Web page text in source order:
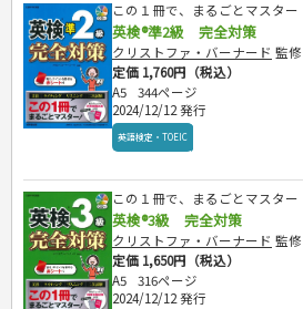
この１冊で、まるごとマスター
英検®準2級 完全対策
クリストファ・バーナード 監修
定価 1,760円（税込）
A5
344ページ
2024/12/12 発行
英語検定・TOEIC
この１冊で、まるごとマスター
英検®3級 完全対策
クリストファ・バーナード 監修
定価 1,650円（税込）
A5
316ページ
2024/12/12 発行